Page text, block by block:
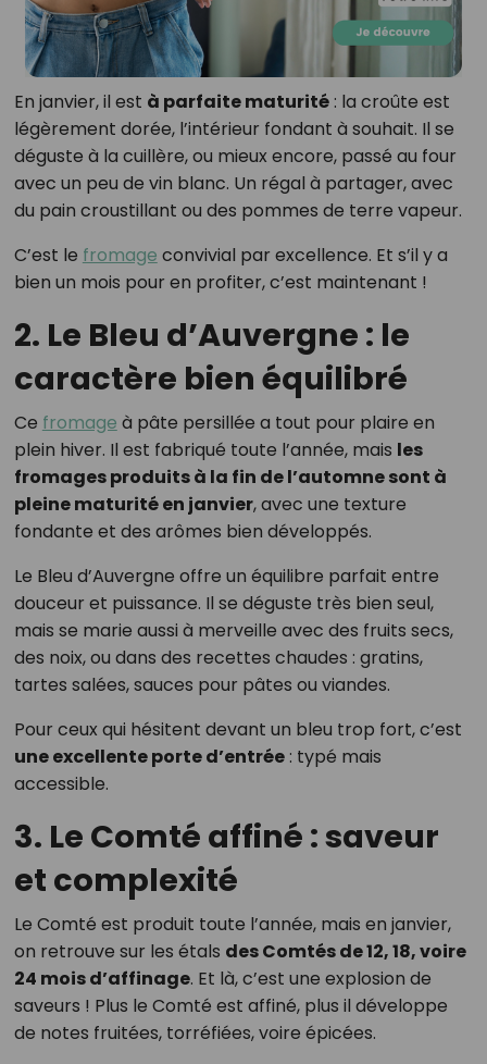
En janvier, il est à parfaite maturité: la croûte est
légèrement dorée, l’intérieur fondant à souhait. Il se
déguste à la cuillère, ou mieux encore, passé au four
avec un peu de vin blanc. Un régal à partager, avec
du pain croustillant ou des pommes de terre vapeur.
C’est le fromage convivial par excellence. Et s’il y a
bien un mois pour en profiter, c’est maintenant !
2. Le Bleu d’Auvergne : le
caractère bien équilibré
Ce fromage à pâte persillée a tout pour plaire en
plein hiver. Il est fabriqué toute l’année, mais les
fromages produits à la fin de l’automne sont à
pleine maturité en janvier, avec une texture
fondante et des arômes bien développés.
Le Bleu d’Auvergne offre un équilibre parfait entre
douceur et puissance. Il se déguste très bien seul,
mais se marie aussi à merveille avec des fruits secs,
des noix, ou dans des recettes chaudes : gratins,
tartes salées, sauces pour pâtes ou viandes.
Pour ceux qui hésitent devant un bleu trop fort, c’est
une excellente porte d’entrée: typé mais
accessible.
3. Le Comté affiné : saveur
et complexité
Le Comté est produit toute l’année, mais en janvier,
on retrouve sur les étals des Comtés de 12, 18, voire
24 mois d’affinage. Et là, c’est une explosion de
saveurs ! Plus le Comté est affiné, plus il développe
de notes fruitées, torréfiées, voire épicées.